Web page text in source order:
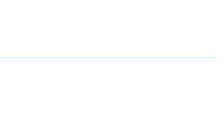
nuova finestra